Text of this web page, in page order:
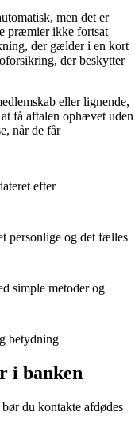
men det er
præmier ikke fortsat
der gælder i en kort
der beskytter
eller lignende,
få aftalen ophævet uden
når de får
efter
personlige og det fælles
simple metoder og
betydning
i banken
du kontakte afdødes